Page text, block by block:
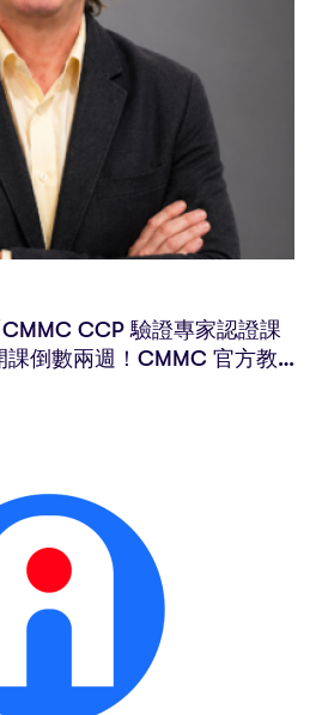
CCP 驗證專家認證課
倒數兩週！CMMC 官方教材